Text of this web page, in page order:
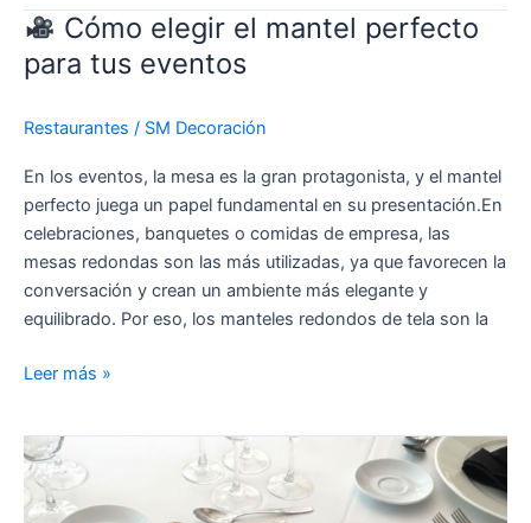
Cómo elegir el mantel perfecto
para tus eventos
Restaurantes / SM Decoración
En los eventos, la mesa es la gran protagonista, y el mantel
perfecto juega un papel fundamental en su presentación.En
celebraciones, banquetes o comidas de empresa, las
mesas redondas son las más utilizadas, ya que favorecen la
conversación y crean un ambiente más elegante y
equilibrado. Por eso, los manteles redondos de tela son la
Cómo
elegir
mantel
perfecto
para
tus
Leer más »
Manteles
y
servilletas